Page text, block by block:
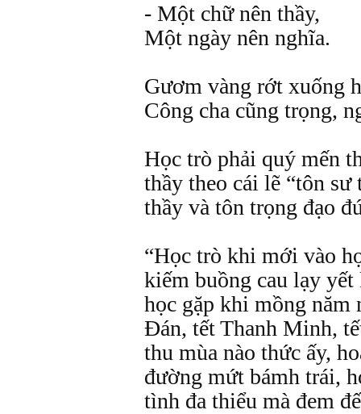
- Một chữ nên thầy,
Một ngày nên nghĩa.
Gươm vàng rớt xuống
Công cha cũng trọng,
Học trò phải quý mến
thầy theo cái lẽ “tôn
thầy và tôn trọng đạo
“Học trò khi mới vào
kiếm buồng cau lạy
học gặp khi mồng năm
Đán, tết Thanh Minh,
thu mùa nào thức ấy,
đường mứt bámh trái,
tình đa thiểu mà đem